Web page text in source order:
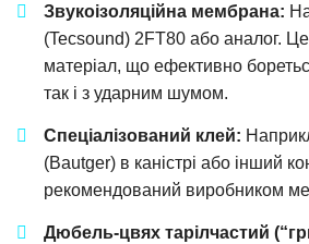
Звукоізоляційна мембрана:
(Tecsound) 2FT80 або аналог.
матеріал, що ефективно
так і з ударним шумом.
Спеціалізований клей:
(Bautger) в каністрі або інший
рекомендований виробником
Дюбель-цвях тарілчастий